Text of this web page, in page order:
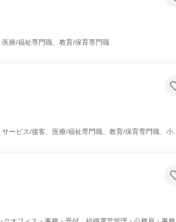
医療/福祉専門職、教育/保育専門職
サービス/接客、医療/福祉専門職、教育/保育専門職、小売販売/流通